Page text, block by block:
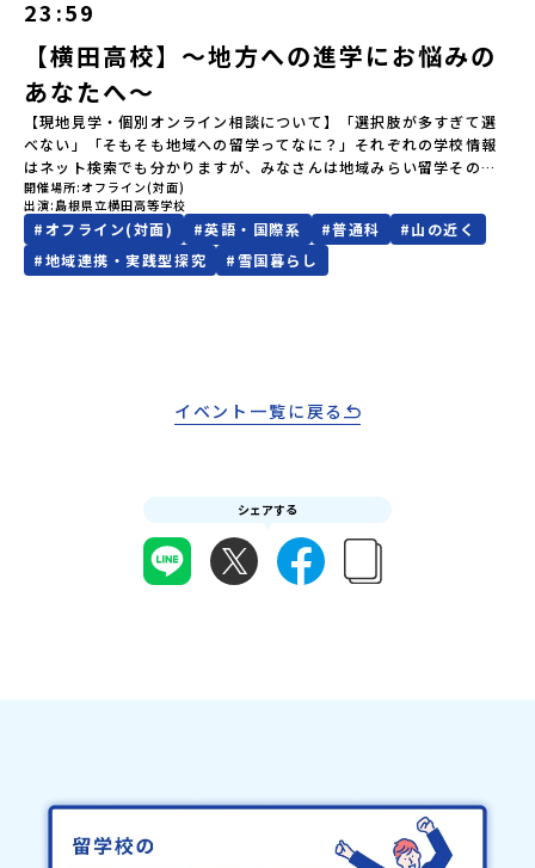
注意ください。・宿泊について１室に複数(同性2～4名程度)で宿泊
レルギー対応希望にはお応えしかねる場合がございます。対応が必
要な場合は必ず事前にご相談ください。・参加取消や急遽参加でき
なくなった場合について参加決定後の参加お取り消しはご遠慮下さ
い。やむを得ないお取り消しの場合はお早めに事務局までご連絡く
ださい。・キャンセルポリシーやむを得ない参加お取り消しの場
合、以下のルールに沿って対応させていただきます。ご了承くださ
い。プログラム開催日の前日＜8月2日＞から、【キャンセルのご連
絡日：お支払いいただく旅行代金】・21日目にあたる日以前：無
料・20日目-8日目：20％・7日目-2日目：30％・プログラム開始日
の前日：40％・プログラム開始日当日：50％・ご連絡無しでの不参
加またはプログラム開始後の解除：100％・催行中止について天候な
ム主催：一般財団法人地域・教育魅力化プラットフォーム＞「意志
徒一人ひとりの夢や価値観に合った地域・学校で1〜3年間過ごすこ
とができるシステム「地域みらい留学」をはじめとした、教育事業
や地域活性モデルをつくり続けています。名 称：一般財団法人地
域・教育魅力化プラットフォーム設 立：2017年3月代表者：岩本
けします。お申し込み：https://c-mirai.jp/events/064069お気
軽にどうぞ！「はじめての一人旅だけど大丈夫？」「どんな体験が
できるの？」そんな保護者様の不安や、中学生のみなさんの素朴な
疑問にスタッフが直接お答えします。チャットでの質問も可能です
ので、ぜひご自宅からリラックスしてご参加ください。▼お申し込
み前に必ずご確認ください・参加規約への同意プログラムへの参加
申し込みいただく前に、「お申し込みに関する各規約」への同意が
必須となります。ご確認ください。・抽選による参加者決定につい
てお申込みいただいた方の中から抽選の上、締め切り日から1週間を
目途に、お申し込み時に記入いただいたメールアドレス宛に「当選
／落選メール」をお送りいたします。当選者は、メールに記載され
た「当選確認フォーム」に３日以内に回答いただき、確認フォーム
受信制限設定をしていると、通知メールをお受け取りいただけませ
ん。その場合は、「@miratabi.jp」からのメールを受信できるよう
さい。申込後の内容変更はできません。お申込時は、メールアドレ
スの入力間違いにご注意ください。・宿泊について１室に複数(同性
2～4名程度)で宿泊いただく予定です。・食事アレルギー対応につい
て個別の詳細なアレルギー対応希望にはお応えしかねる場合がござ
連絡無しでの不参加またはプログラム開始後の解除：100％・催行中
止について天候などの状況等によって開催を見合わせる可能性があ
ります。その場合は原則、開催日1週間前までにご連絡いたします。
ピソード」「飯野高校での楽しい毎日」〇質問コーナー・個別相談
※チャットやマイクで、在校生や先生に気になるところを直接質問
できます！
23:59
【横田高校】～地方への進学にお悩みの
あなたへ～
【現地見学・個別オンライン相談について】「選択肢が多すぎて選
べない」「そもそも地域への留学ってなに？」それぞれの学校情報
はネット検索でも分かりますが、みなさんは地域みらい留学そのも
のをイメージできていますか？地域みらい留学がスタートする前か
ら県外生を積極的に受け入れてきた横田高校。本校では、これまで
100名以上（毎年10名程度）の「みらい留学生」を受け入れてきま
した。そんな全国トップクラスの受け入れ実績校へ気軽に「今の気
持ち」を話してみませんか？横田高校は、（本校への進学希望でな
供も可能です。情報収集の一環としてご活用ください！
開催場所 オフライン(対面)
出演 島根県立横田高等学校
#オフライン(対面) #英語・国際系 #普通科 #山の近く
#地域連携・実践型探究 #雪国暮らし
イベント一覧に戻る
シェアする